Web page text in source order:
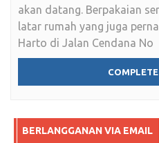
akan datang. Berpakaian
latar rumah yang juga
Harto di Jalan Cendana No
BERLANGGANAN VIA EMAIL